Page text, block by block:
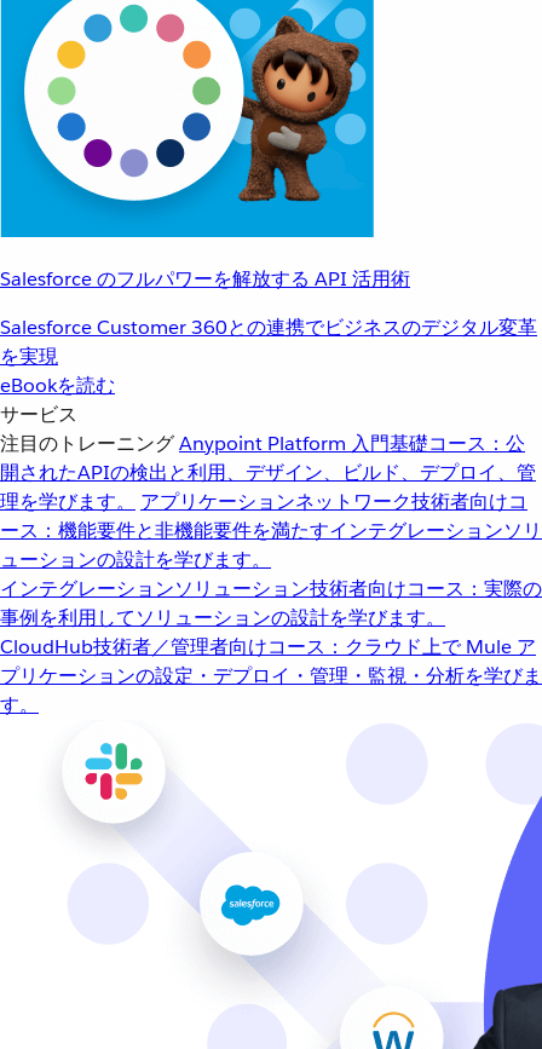
Salesforce のフルパワーを解放する API 活用術
Salesforce Customer 360との連携でビジネスのデジタル変革
を実現
eBookを読む
サービス
注目のトレーニングAnypoint Platform 入門基礎コース：公
開されたAPIの検出と利用、デザイン、ビルド、デプロイ、管
理を学びます。
アプリケーションネットワーク技術者向けコ
ース：機能要件と非機能要件を満たすインテグレーションソリ
ューションの設計を学びます。
インテグレーションソリューション技術者向けコース：実際の
事例を利用してソリューションの設計を学びます。
CloudHub技術者／管理者向けコース：クラウド上で Mule ア
プリケーションの設定・デプロイ・管理・監視・分析を学びま
す。